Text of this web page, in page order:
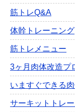
筋トレQ&A
体幹トレーニング
筋トレメニュー
3ヶ月肉体改造プ
いますぐできる
サーキットトレ